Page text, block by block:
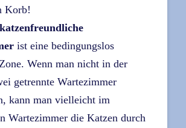
Korb!
ist eine bedingungslos
Wenn man nicht in der
getrennte Wartezimmer
kann man vielleicht im
Wartezimmer die Katzen durch